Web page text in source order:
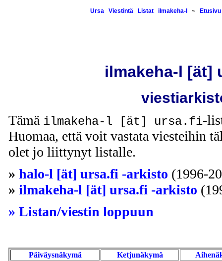
Ursa Viestintä Listat ilmakeha-l ~ Etusivu
ilmakeha-l [ät]
Tämä ilmakeha-l [ät] ursa.fi-
Huomaa, että voit vastata viesteihin
olet jo liittynyt listalle.
» halo-l [ät] ursa.fi -arkisto (1996-
» ilmakeha-l [ät] ursa.fi -arkisto
» Listan/viestin loppuun
Päiväysnäkymä Ketjunäkymä